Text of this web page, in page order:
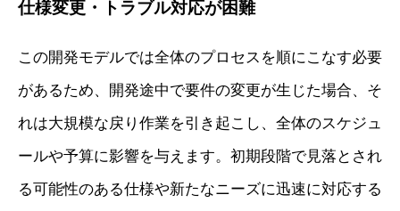
仕様変更・トラブル対応が困難
この開発モデルでは全体のプロセスを順にこなす必要
があるため、開発途中で要件の変更が生じた場合、そ
れは大規模な戻り作業を引き起こし、全体のスケジュ
ールや予算に影響を与えます。初期段階で見落とされ
る可能性のある仕様や新たなニーズに迅速に対応する